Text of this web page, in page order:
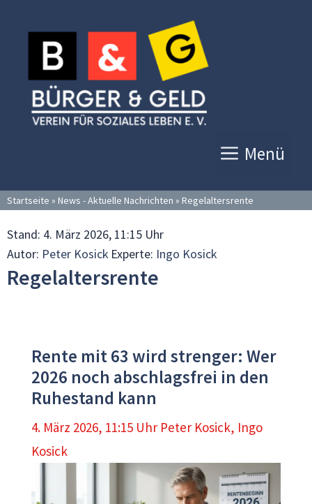
Inhalt
springen
Menü
Startseite » News - Aktuelle Nachrichten » Regelaltersrente
Stand: 4. März 2026, 11:15 Uhr
Autor: Peter Kosick Experte: Ingo Kosick
Regelaltersrente
Rente mit 63 wird strenger: Wer
2026 noch abschlagsfrei in den
Ruhestand kann
4. März 2026, 11:15 Uhr Peter Kosick, Ingo
Kosick